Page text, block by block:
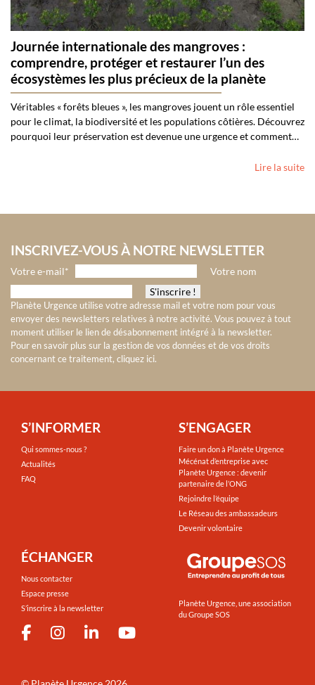
Journée internationale des mangroves :
comprendre, protéger et restaurer l’un des
écosystèmes les plus précieux de la planète
Véritables « forêts bleues », les mangroves jouent un rôle essentiel
pour le climat, la biodiversité et les populations côtières. Découvrez
pourquoi leur préservation est devenue une urgence et comment…
Lire la suite
INSCRIVEZ-VOUS À NOTRE NEWSLETTER
Votre e-mail* Votre nom
Planète Urgence utilise votre adresse mail et votre nom pour vous
envoyer des newsletters relatives à notre activité. Vous pouvez à tout
moment utiliser le lien de désabonnement intégré à la newsletter.
Pour en savoir plus sur la gestion de vos données et de vos droits
concernant ce traitement, cliquez ici.
S’INFORMER
Qui sommes-nous ?
Actualités
FAQ
S’ENGAGER
Faire un don à Planète Urgence
Mécénat d’entreprise avec
Planète Urgence : devenir
partenaire de l’ONG
Rejoindre l’équipe
Le Réseau des ambassadeurs
Devenir volontaire
ÉCHANGER
Nous contacter
Espace presse
S’inscrire à la newsletter
Planète Urgence, une association
du Groupe SOS